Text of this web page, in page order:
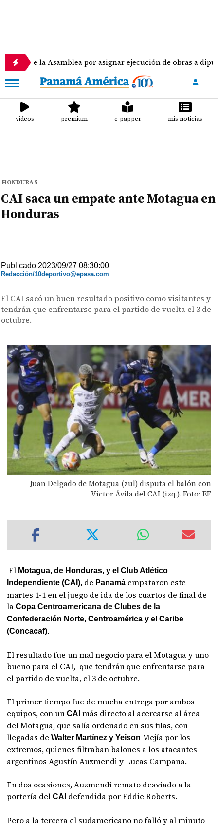
Asamblea por asignar ejecución de obras a diputados
videos premium e-papper mis noticias
HONDURAS
CAI saca un empate ante Motagua en
Honduras
Publicado 2023/09/27 08:30:00
Redacción/10deportivo@epasa.com
El CAI sacó un buen resultado positivo como visitantes y
tendrán que enfrentarse para el partido de vuelta el 3 de
octubre.
Juan Delgado de Motagua (zul) disputa el balón con
Víctor Ávila del CAI (izq.). Foto: EF
El Motagua, de Honduras, y el Club Atlético
Independiente (CAI), de Panamá empataron este
martes 1-1 en el juego de ida de los cuartos de final de
laCopa Centroamericana de Clubes de la
Confederación Norte, Centroamérica y el Caribe
(Concacaf).
El resultado fue un mal negocio para el Motagua y uno
bueno para el CAI, que tendrán que enfrentarse para
el partido de vuelta, el 3 de octubre.
El primer tiempo fue de mucha entrega por ambos
equipos, con unCAI más directo al acercarse al área
del Motagua, que salía ordenado en sus filas, con
llegadas deWalter Martínez y YeisonMejía por los
extremos, quienes filtraban balones a los atacantes
argentinos Agustín Auzmendi y Lucas Campana.
En dos ocasiones, Auzmendi remato desviado a la
portería delCAI defendida por Eddie Roberts.
Pero a la tercera el sudamericano no falló y al minuto